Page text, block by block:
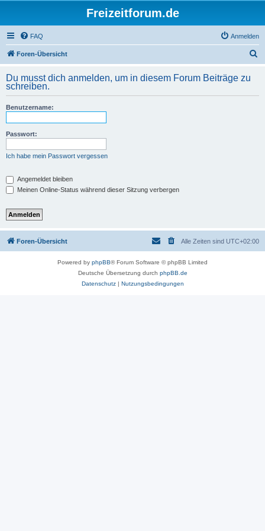
Freizeitforum.de
FAQ Anmelden
Foren-Übersicht
h
Du musst dich anmelden, um in diesem Forum Beiträge zu
schreiben.
Benutzername:
Passwort:
Ich habe mein Passwort vergessen
Angemeldet bleiben
Meinen Online-Status während dieser Sitzung verbergen
Foren-Übersicht Alle Zeiten sind UTC+02:00
Powered by phpBB® Forum Software © phpBB Limited
Deutsche Übersetzung durch phpBB.de
Datenschutz| Nutzungsbedingungen